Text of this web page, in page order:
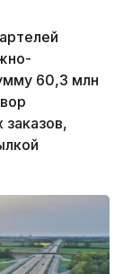
60,3 млн
заказов,